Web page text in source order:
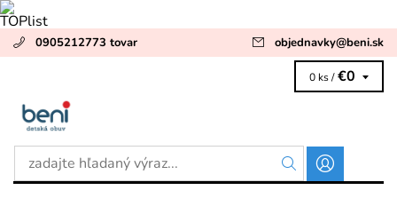
0905212773 tovar objednavky@beni.sk
0 ks / €0